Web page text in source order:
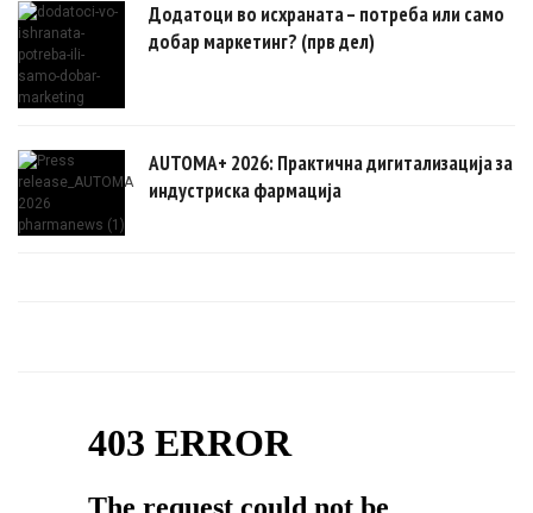
Додатоци во исхраната – потреба или само
добар маркетинг? (прв дел)
AUTOMA+ 2026: Практична дигитализација за
индустриска фармација